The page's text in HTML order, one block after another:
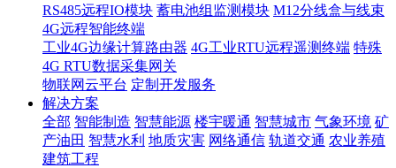
RS485远程IO模块 蓄电池组监测模块 M12分线盒与线束
4G远程智能终端
工业4G边缘计算路由器 4G工业RTU远程遥测终端 特殊
4G RTU数据采集网关
物联网云平台 定制开发服务
解决方案
全部 智能制造 智慧能源 楼宇暖通 智慧城市 气象环境 矿
产油田 智慧水利 地质灾害 网络通信 轨道交通 农业养殖
建筑工程